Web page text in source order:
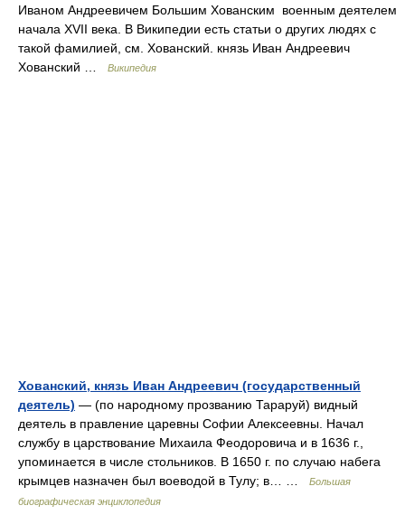
Иваном Андреевичем Большим Хованским военным деятелем
начала XVII века. В Википедии есть статьи о других людях с
такой фамилией, см. Хованский. князь Иван Андреевич
Хованский …
Википедия
Хованский, князь Иван Андреевич (государственный
деятель) — (по народному прозванию Тараруй) видный
деятель в правление царевны Софии Алексеевны. Начал
службу в царствование Михаила Феодоровича и в 1636 г.,
упоминается в числе стольников. В 1650 г. по случаю набега
крымцев назначен был воеводой в Тулу; в… …
Большая
биографическая энциклопедия